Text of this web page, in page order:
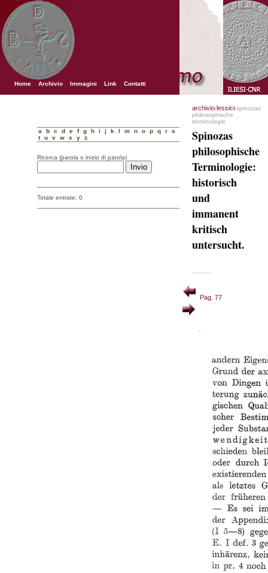
Home Archivio Immagini Link Contatti
a b c d e f g h i j k l m n o p q r
s
t
u v w x y z
Ricerca (parola o inizio di parola)
Totale entrate: 0
archivio/lessici/spinozas
philosophische
terminologie
Spinozas
philosophische
Terminologie:
historisch
und
immanent
kritisch
untersucht.
Pag. 77